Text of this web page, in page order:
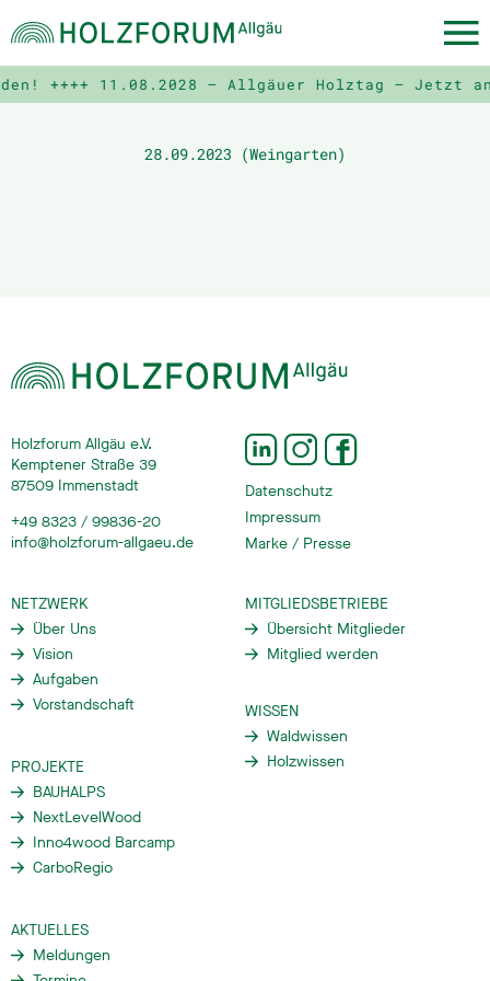
++++ 11.08.2028 – Allgäuer Holztag – Jetzt
28.09.2023 (Weingarten)
Holzforum Allgäu e.V.
Kemptener Straße 39
87509 Immenstadt
+49 8323 / 99836-20
info@holzforum-allgaeu.de
Datenschutz
Impressum
Marke / Presse
NETZWERK
Über Uns
Vision
Aufgaben
Vorstandschaft
MITGLIEDSBETRIEBE
Übersicht Mitglieder
Mitglied werden
WISSEN
Waldwissen
Holzwissen
PROJEKTE
BAUHALPS
NextLevelWood
Inno4wood Barcamp
CarboRegio
AKTUELLES
Meldungen